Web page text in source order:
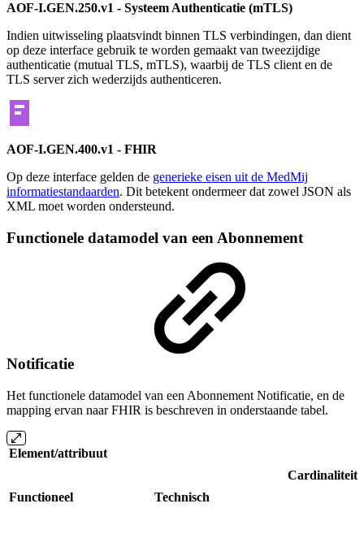
AOF-I.GEN.250.v1 - Systeem Authenticatie (mTLS)
Indien uitwisseling plaatsvindt binnen TLS verbindingen, dan dient
op deze interface gebruik te worden gemaakt van tweezijdige
authenticatie (mutual TLS, mTLS), waarbij de TLS client en de
TLS server zich wederzijds authenticeren.
AOF-I.GEN.400.v1 - FHIR
Op deze interface gelden de generieke eisen uit de MedMij
informatiestandaarden. Dit betekent ondermeer dat zowel JSON als
XML moet worden ondersteund.
Functionele datamodel van een Abonnement
Notificatie
Het functionele datamodel van een Abonnement Notificatie, en de
mapping ervan naar FHIR is beschreven in onderstaande tabel.
Element/attribuut
Cardinaliteit
Functioneel
Technisch